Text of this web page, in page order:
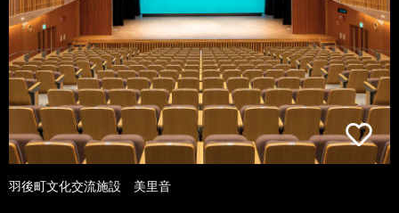
羽後町文化交流施設 美里音